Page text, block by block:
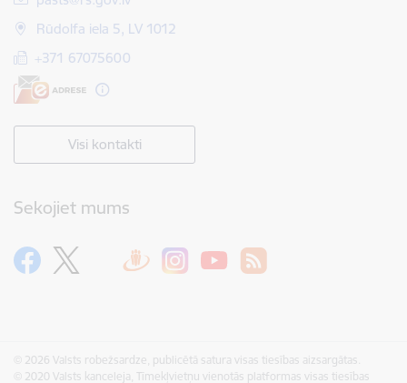
Rūdolfa iela 5, LV 1012
+371 67075600
Visi kontakti
Sekojiet mums
© 2026 Valsts robežsardze, publicētā satura visas tiesības aizsargātas.
© 2020 Valsts kanceleja, Tīmekļvietņu vienotās platformas visas tiesības